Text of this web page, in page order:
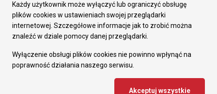
Pozostałe
Deklaracja dostępności
Dane osobowe
Dodaj opinię o witrynie
Każdy użytkownik może wyłączyć lub ograniczyć obsługę
plików cookies w ustawieniach swojej przeglądarki
internetowej. Szczegółowe informacje jak to zrobić można
znaleźć w dziale pomocy danej przeglądarki.
Wyłączenie obsługi plików cookies nie powinno wpłynąć na
poprawność działania naszego serwisu.
Akceptuj wszystkie